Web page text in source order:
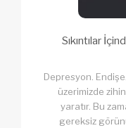
Sıkıntılar
Depresyon.
üzerimizde
yaratır. Bu
gereksiz